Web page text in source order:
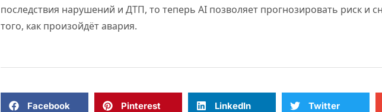
последствия нарушений и ДТП, то теперь AI позволяет прогнозировать риск и
того, как произойдёт авария.
Facebook Pinterest LinkedIn Twitter